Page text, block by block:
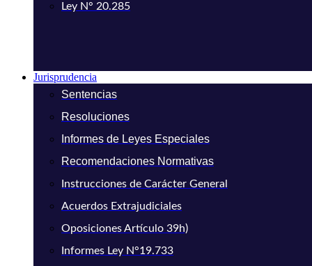
Ley N° 20.285
Jurisprudencia
Sentencias
Resoluciones
Informes de Leyes Especiales
Recomendaciones Normativas
Instrucciones de Carácter General
Acuerdos Extrajudiciales
Oposiciones Artículo 39h)
Informes Ley N°19.733